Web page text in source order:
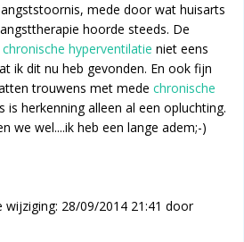
mede door wat huisarts
hoorde steeds. De
chronische hyperventilatie niet eens
ik dit nu heb gevonden. En ook fijn
trouwens met mede chronische
is herkenning alleen al een opluchting.
we wel....ik heb een lange adem;-)
wijziging: 28/09/2014 21:41 door